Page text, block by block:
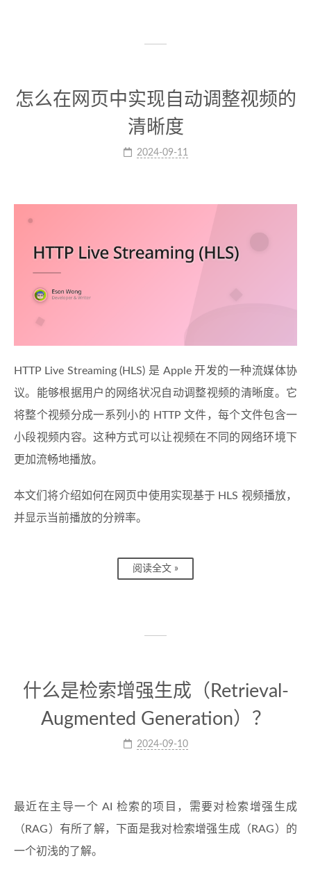
怎么在网页中实现自动调整视频的
清晰度
2024-09-11
HTTP Live Streaming (HLS) 是 Apple 开发的一种流媒体协
议。能够根据用户的网络状况自动调整视频的清晰度。它
将整个视频分成一系列小的 HTTP 文件，每个文件包含一
小段视频内容。这种方式可以让视频在不同的网络环境下
更加流畅地播放。
本文们将介绍如何在网页中使用实现基于 HLS 视频播放，
并显示当前播放的分辨率。
阅读全文 »
什么是检索增强生成（Retrieval-
Augmented Generation）？
2024-09-10
最近在主导一个 AI 检索的项目，需要对检索增强生成
（RAG）有所了解，下面是我对检索增强生成（RAG）的
一个初浅的了解。